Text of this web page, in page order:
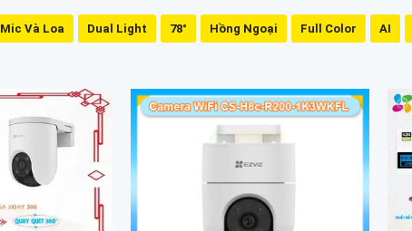
Mic Và Loa Dual Light 78° Hồng Ngoại Full Color AI